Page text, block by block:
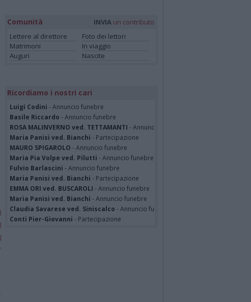
Comunità INVIA un contributo
Lettere al direttore
Foto dei lettori
Matrimoni
In viaggio
Auguri
Nascite
Ricordiamo i nostri cari
Luigi Codini - Annuncio funebre
Basile Riccardo - Annuncio funebre
ROSA MALINVERNO ved. TETTAMANTI - Annuncio funebre
Maria Panisi ved. Bianchi - Partecipazione
MAURO SPIGAROLO - Annuncio funebre
Maria Pia Volpe ved. Pilutti - Annuncio funebre
Fulvio Barlascini - Annuncio funebre
Maria Panisi ved. Bianchi - Partecipazione
EMMA ORI ved. BUSCAROLI - Annuncio funebre
Maria Panisi ved. Bianchi - Annuncio funebre
Claudia Savarese ved. Siniscalco - Annuncio funebre
Conti Pier-Giovanni - Partecipazione